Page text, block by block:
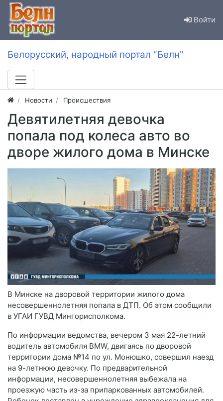
Войти
Белорусский, народный портал "Белн"
Новости Происшествия
Девятилетняя девочка
попала под колеса авто во
дворе жилого дома в Минске
В Минске на дворовой территории жилого дома
несовершеннолетняя попала в ДТП. Об этом сообщили
в УГАИ ГУВД Мингорисполкома.
По информации ведомства, вечером 3 мая 22-летний
водитель автомобиля BMW, двигаясь по дворовой
территории дома №14 по ул. Монюшко, совершил наезд
на 9-летнюю девочку. По предварительной
информации, несовершеннолетняя выбежала на
проезжую часть из-за припаркованных автомобилей.